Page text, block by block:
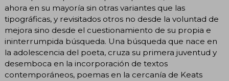
ahora en su mayoría sin otras variantes que las
tipográficas, y revisitados otros no desde la voluntad de
mejora sino desde el cuestionamiento de su propia e
ininterrumpida búsqueda. Una búsqueda que nace en
la adolescencia del poeta, cruza su primera juventud y
desemboca en la incorporación de textos
contemporáneos, poemas en la cercanía de Keats